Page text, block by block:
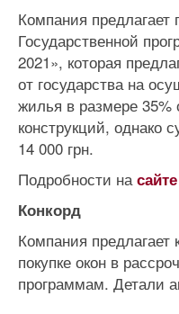
Компания предлагает
Государственной
2021», которая
от государства на
жилья в размере 35%
конструкций, однако
14 000 грн.
Подробности на
Конкорд
Компания
покупке окон в
программам. Детали